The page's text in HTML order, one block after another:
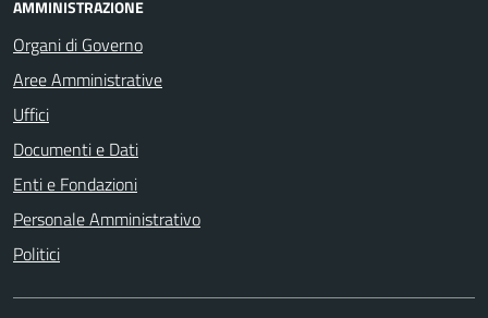
AMMINISTRAZIONE
Organi di Governo
Aree Amministrative
Uffici
Documenti e Dati
Enti e Fondazioni
Personale Amministrativo
Politici